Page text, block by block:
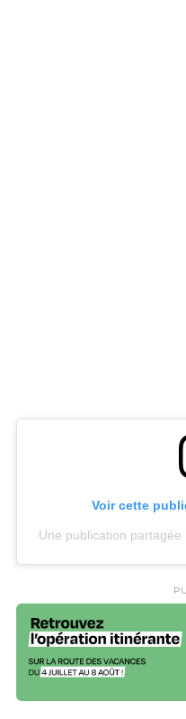
Voir cette
Une publication